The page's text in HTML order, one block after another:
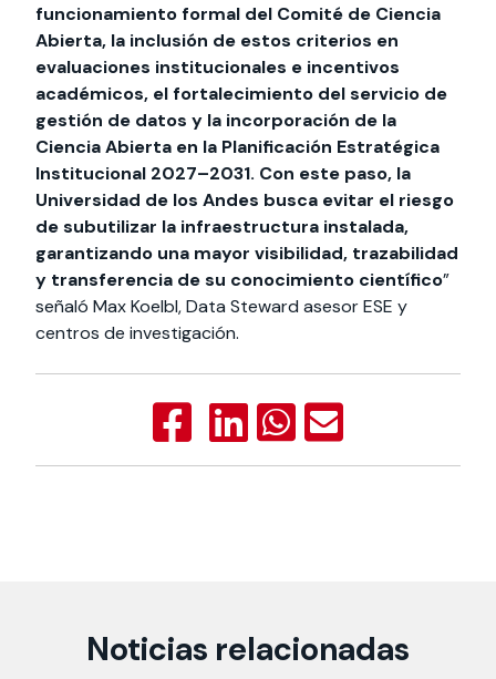
funcionamiento formal del Comité de Ciencia
Abierta, la inclusión de estos criterios en
evaluaciones institucionales e incentivos
académicos, el fortalecimiento del servicio de
gestión de datos y la incorporación de la
Ciencia Abierta en la Planificación Estratégica
Institucional 2027–2031. Con este paso, la
Universidad de los Andes busca evitar el riesgo
de subutilizar la infraestructura instalada,
garantizando una mayor visibilidad, trazabilidad
y transferencia de su conocimiento científico”
señaló Max Koelbl, Data Steward asesor ESE y
centros de investigación.
Noticias relacionadas